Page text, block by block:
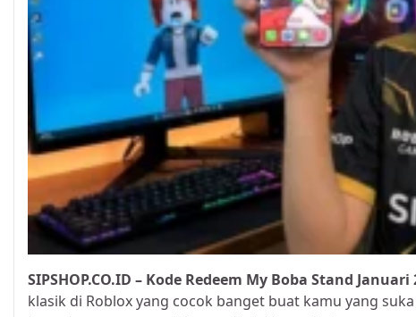
SIPSHOP.CO.ID – Kode Redeem My Boba Stand Januari
klasik di Roblox yang cocok banget buat kamu yang